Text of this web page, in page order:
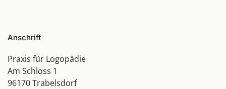
Anschrift
Praxis für Logopädie
Am Schloss 1
96170 Trabelsdorf